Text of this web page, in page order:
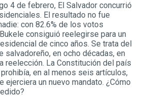
4 de febrero, El Salvador concurrió
El resultado no fue
con 82.6% de los votos
consiguió reelegirse para un
de cinco años. Se trata del
salvadoreño, en ocho décadas, en
reelección. La Constitución del país
en al menos seis artículos,
ejerciera un nuevo mandato. ¿Cómo